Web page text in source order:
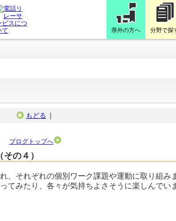
県外の方へ 分野で探
もどる ｜
ブログトップへ
の４）
、それぞれの個別ワーク課題や運動に取り組み
てみたり、各々が気持ちよさそうに楽しんでい